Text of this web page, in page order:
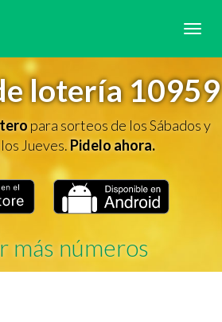
lotería 10959
para sorteos de los Sábados y
Jueves.Pidelo ahora.
más números